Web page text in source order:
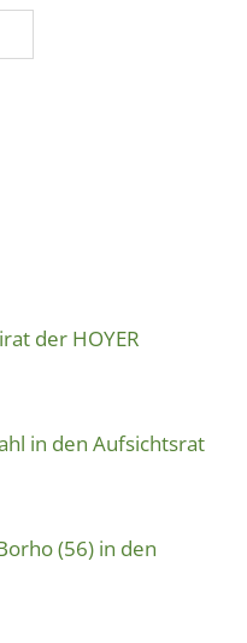
der HOYER
in den Aufsichtsrat
(56) in den